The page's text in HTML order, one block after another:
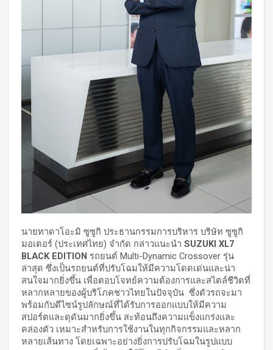
นายทาดาโอะมิ ซูซูกิ ประธานกรรมการบริหาร บริษัท ซูซูกิ
มอเตอร์ (ประเทศไทย) จำกัด กล่าวแนะนำ SUZUKI XL7
BLACK EDITION รถยนต์ Multi-Dynamic Crossover รุ่น
ล่าสุด ซึ่งเป็นรถยนต์ที่ปรับโฉมให้มีความโดดเด่นและน่า
สนใจมากยิ่งขึ้น เพื่อตอบโจทย์ความต้องการและสไตล์ชีวิตที่
หลากหลายของผู้บริโภคชาวไทยในปัจจุบัน ซึ่งตัวรถจะมา
พร้อมกับดีไซน์รูปลักษณ์ที่ได้รับการออกแบบให้มีความ
สปอร์ตและดุดันมากยิ่งขึ้น สะท้อนถึงความแข็งแกร่งและ
คล่องตัว เหมาะสำหรับการใช้งานในทุกกิจกรรมและหลาก
หลายเส้นทาง โดยเฉพาะอย่างยิ่งการปรับโฉมในรูปแบบ